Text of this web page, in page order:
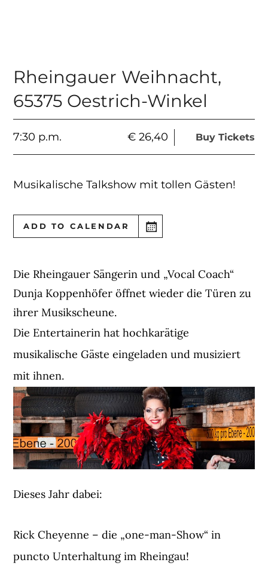
Rheingauer Weihnacht,
65375 Oestrich-Winkel
7:30 p.m. € 26,40 Buy Tickets
Musikalische Talkshow mit tollen Gästen!
ADD TO CALENDAR
Die Rheingauer Sängerin und „Vocal Coach“
Dunja Koppenhöfer öffnet wieder die Türen zu
ihrer Musikscheune.
Die Entertainerin hat hochkarätige
musikalische Gäste eingeladen und musiziert
mit ihnen.
Dieses Jahr dabei:
Rick Cheyenne – die „one-man-Show“ in
puncto Unterhaltung im Rheingau!